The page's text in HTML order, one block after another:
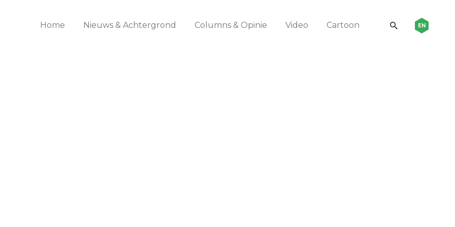
Home Nieuws & Achtergrond Columns & Opinie Video Cartoon EN